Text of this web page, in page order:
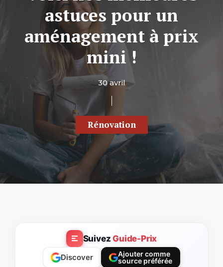
astuces pour un
aménagement à prix
mini !
30 avril
Rénovation
SuivezGuide-Prix
Discover
Ajouter comme
source préférée